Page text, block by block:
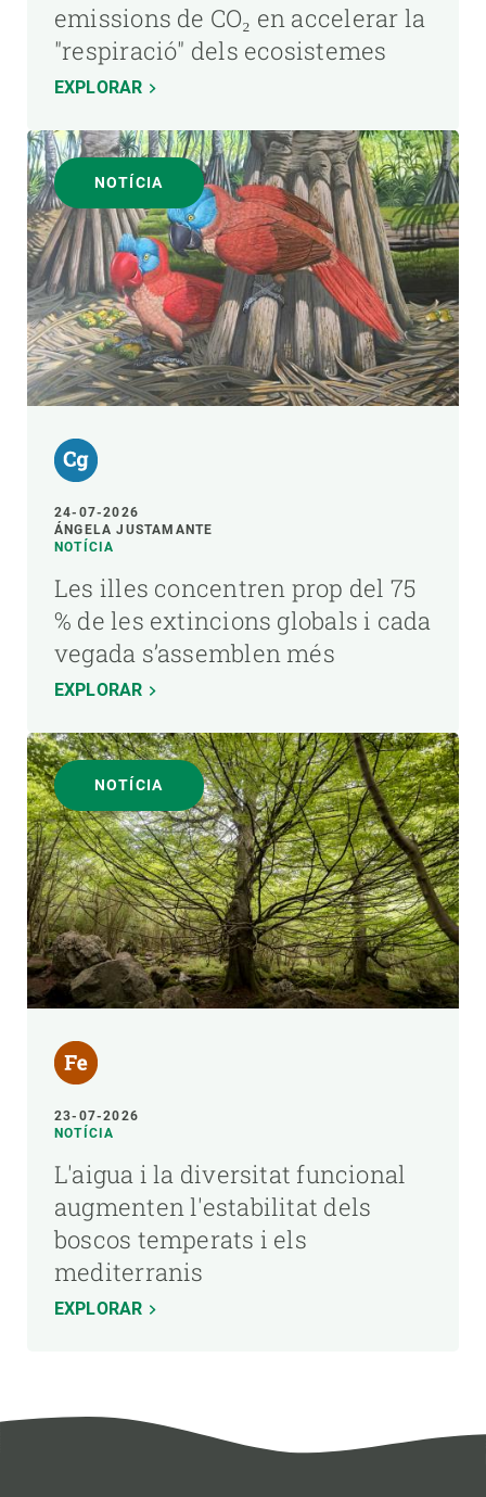
emissions de CO₂ en accelerar la
"respiració" dels ecosistemes
EXPLORAR
NOTÍCIA
24-07-2026
ÁNGELA JUSTAMANTE
NOTÍCIA
Les illes concentren prop del 75
% de les extincions globals i cada
vegada s’assemblen més
EXPLORAR
NOTÍCIA
23-07-2026
NOTÍCIA
L'aigua i la diversitat funcional
augmenten l'estabilitat dels
boscos temperats i els
mediterranis
EXPLORAR